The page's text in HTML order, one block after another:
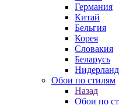
Германия
Китай
Бельгия
Корея
Словакия
Беларусь
Обои по стилям
Назад
Обои по